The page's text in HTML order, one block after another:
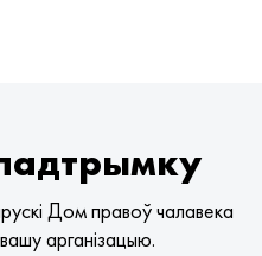
Дом правоў чалавека
арганізацыю.